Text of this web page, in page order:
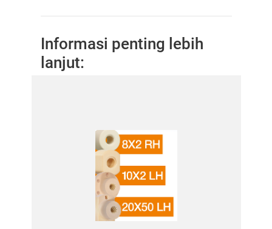
Informasi penting lebih
lanjut: